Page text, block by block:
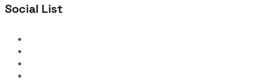
Social List